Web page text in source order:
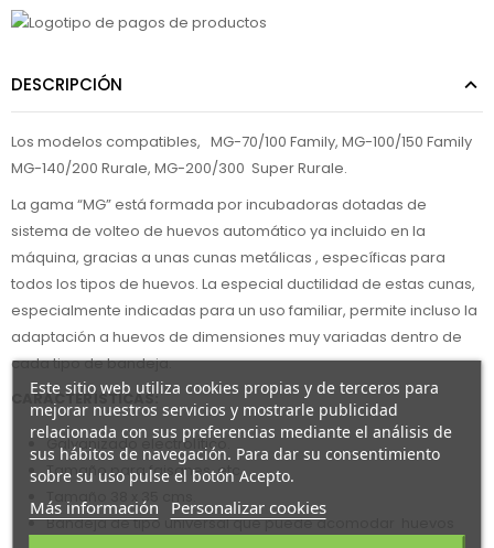
DESCRIPCIÓN
Los modelos compatibles, MG-70/100 Family, MG-100/150 Family
MG-140/200 Rurale, MG-200/300 Super Rurale.
La gama “MG” está formada por incubadoras dotadas de
sistema de volteo de huevos automático ya incluido en la
máquina, gracias a unas cunas metálicas , específicas para
todos los tipos de huevos. La especial ductilidad de estas cunas,
especialmente indicadas para un uso familiar, permite incluso la
adaptación a huevos de dimensiones muy variadas dentro de
cada tipo de bandeja.
CARACTERÍSTICAS:
Galvanizado electrolítico.
Tamaño para faisanes, etc.
Tamaño 38 x 35 cms.
Bandeja de tipo universal que puede acomodar huevos
Este sitio web utiliza cookies propias y de terceros para
mejorar nuestros servicios y mostrarle publicidad
relacionada con sus preferencias mediante el análisis de
sus hábitos de navegación. Para dar su consentimiento
sobre su uso pulse el botón Acepto.
Más información Personalizar cookies